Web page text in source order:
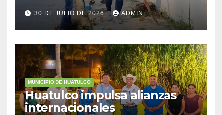
30 DE JULIO DE 2026 ADMIN
MUNICIPIO DE HUATULCO
Huatulco impulsa alianzas
internacionales